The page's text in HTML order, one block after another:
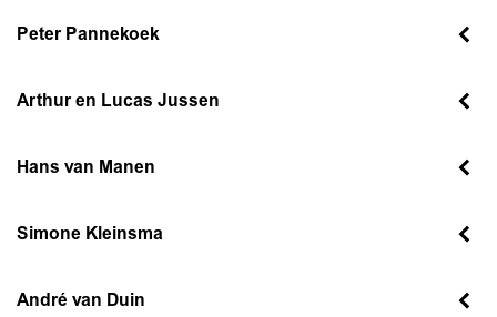
Peter Pannekoek
Arthur en Lucas Jussen
Hans van Manen
Simone Kleinsma
André van Duin